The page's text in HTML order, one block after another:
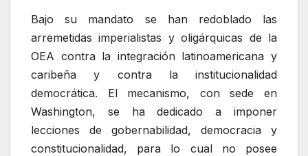
Bajo su mandato se han redoblado las
arremetidas imperialistas y oligárquicas de la
OEA contra la integración latinoamericana y
caribeña y contra la institucionalidad
democrática. El mecanismo, con sede en
Washington, se ha dedicado a imponer
lecciones de gobernabilidad, democracia y
constitucionalidad, para lo cual no posee